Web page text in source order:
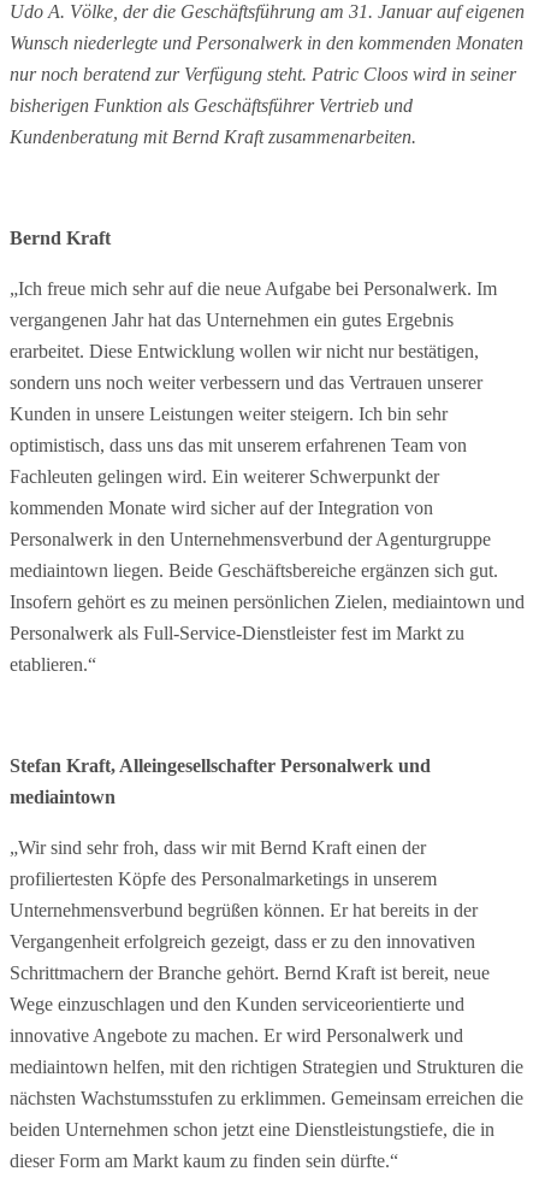
Udo A. Völke, der die Geschäftsführung am 31. Januar auf eigenen
Wunsch niederlegte und Personalwerk in den kommenden Monaten
nur noch beratend zur Verfügung steht. Patric Cloos wird in seiner
bisherigen Funktion als Geschäftsführer Vertrieb und
Kundenberatung mit Bernd Kraft zusammenarbeiten.
Bernd Kraft
„Ich freue mich sehr auf die neue Aufgabe bei Personalwerk. Im
vergangenen Jahr hat das Unternehmen ein gutes Ergebnis
erarbeitet. Diese Entwicklung wollen wir nicht nur bestätigen,
sondern uns noch weiter verbessern und das Vertrauen unserer
Kunden in unsere Leistungen weiter steigern. Ich bin sehr
optimistisch, dass uns das mit unserem erfahrenen Team von
Fachleuten gelingen wird. Ein weiterer Schwerpunkt der
kommenden Monate wird sicher auf der Integration von
Personalwerk in den Unternehmensverbund der Agenturgruppe
mediaintown liegen. Beide Geschäftsbereiche ergänzen sich gut.
Insofern gehört es zu meinen persönlichen Zielen, mediaintown und
Personalwerk als Full-Service-Dienstleister fest im Markt zu
etablieren.“
Stefan Kraft, Alleingesellschafter Personalwerk und
mediaintown
„Wir sind sehr froh, dass wir mit Bernd Kraft einen der
profiliertesten Köpfe des Personalmarketings in unserem
Unternehmensverbund begrüßen können. Er hat bereits in der
Vergangenheit erfolgreich gezeigt, dass er zu den innovativen
Schrittmachern der Branche gehört. Bernd Kraft ist bereit, neue
Wege einzuschlagen und den Kunden serviceorientierte und
innovative Angebote zu machen. Er wird Personalwerk und
mediaintown helfen, mit den richtigen Strategien und Strukturen die
nächsten Wachstumsstufen zu erklimmen. Gemeinsam erreichen die
beiden Unternehmen schon jetzt eine Dienstleistungstiefe, die in
dieser Form am Markt kaum zu finden sein dürfte.“